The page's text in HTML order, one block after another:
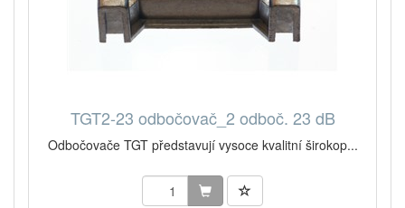
TGT2-23 odbočovač_2 odboč. 23 dB
Odbočovače TGT představují vysoce kvalitní širokop...